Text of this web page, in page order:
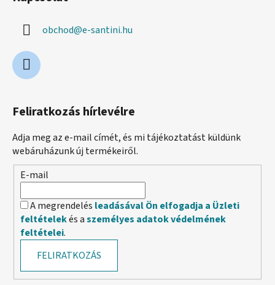
obchod@e-santini.hu
Feliratkozás hírlevélre
Adja meg az e-mail címét, és mi tájékoztatást küldünk
webáruházunk új termékeiről.
E-mail
A megrendelés leadásával Ön elfogadja a Üzleti
feltételekés aszemélyes adatok védelmének
feltételei.
FELIRATKOZÁS